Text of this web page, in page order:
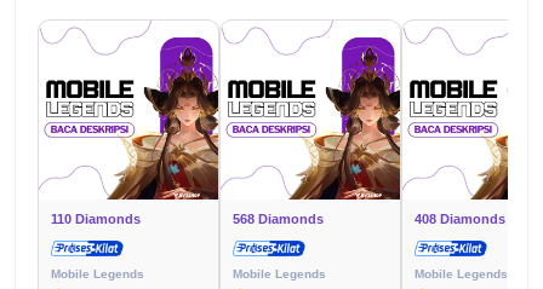
110 Diamonds
Mobile Legends
568 Diamonds
Mobile Legends
408 Diamonds
Mobile Legends